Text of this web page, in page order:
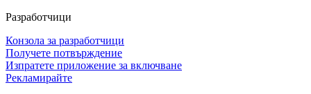
Разработчици
Конзола за разработчици
Получете потвърждение
Изпратете приложение за включване
Рекламирайте